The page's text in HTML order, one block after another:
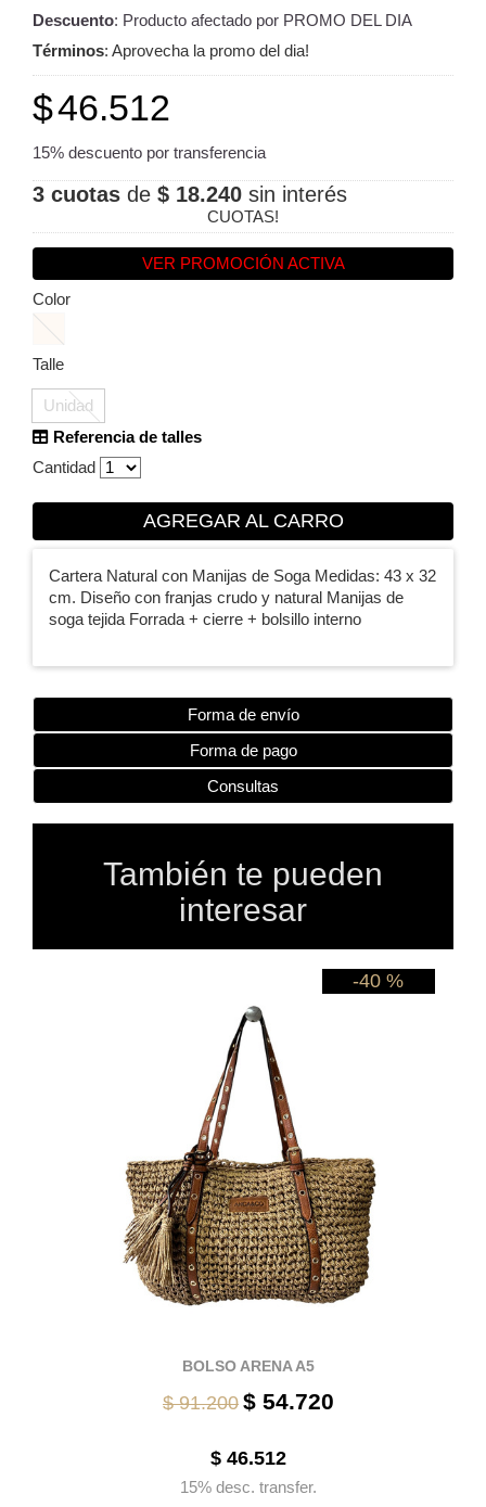
Descuento: Producto afectado por PROMO DEL DIA
Términos: Aprovecha la promo del dia!
$46.512
15% descuento por transferencia
3 cuotas de $ 18.240 sin interés
CUOTAS!
VER PROMOCIÓN ACTIVA
Color
Talle
Unidad
Referencia de talles
Cantidad
AGREGAR AL CARRO
Cartera Natural con Manijas de Soga Medidas: 43 x 32
cm. Diseño con franjas crudo y natural Manijas de
soga tejida Forrada + cierre + bolsillo interno
Forma de envío
Forma de pago
Consultas
También te pueden
interesar
-40 %
BOLSO ARENA A5
$ 91.200 $ 54.720
$ 46.512
15% desc. transfer.